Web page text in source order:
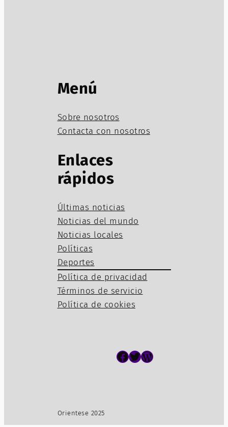
Menú
Sobre nosotros
Contacta con nosotros
Enlaces
rápidos
Últimas noticias
Noticias del mundo
Noticias locales
Políticas
Deportes
Política de privacidad
Términos de servicio
Política de cookies
Facebook Twitter WordPress
Orientese 2025